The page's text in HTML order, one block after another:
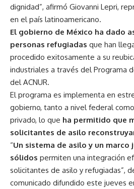
dignidad”, afirmó Giovanni Lepri,
en el país latinoamericano.
El gobierno de México ha dado
personas refugiadas que han
procedido exitosamente a su
industriales a través del Programa
delACNUR.
El programa es implementa en
gobierno, tanto a nivel federal
privado, lo que ha permitido que
solicitantes de asilo
“Un sistema de asilo y un marco
sólidos permiten una integración
solicitantes de asilo y refugiadas”,
comunicado difundido este jueves